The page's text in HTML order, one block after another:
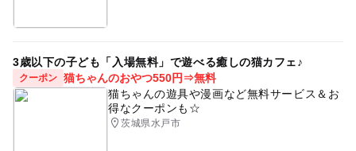
3歳以下の子ども「入場無料」で遊べる癒しの猫カフェ♪
クーポン 猫ちゃんのおやつ550円⇒無料
猫ちゃんの遊具や漫画など無料サービス＆お
得なクーポンも☆
茨城県水戸市